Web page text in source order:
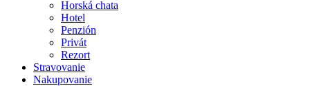
Horská chata
Hotel
Penzión
Privát
Rezort
Stravovanie
Nakupovanie